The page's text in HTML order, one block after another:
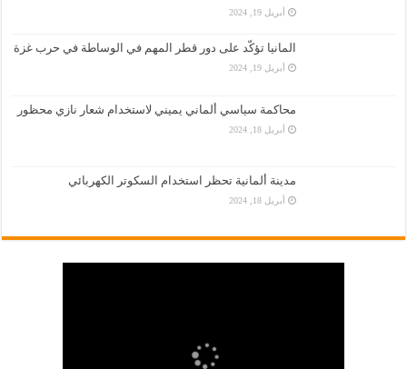
أبريل 19, 2024
المانيا تؤكّد على دور قطر المهم في الوساطة في حرب غزة
أبريل 19, 2024
محاكمة سياسي ألماني يميني لاستخدام شعار نازي محظور
أبريل 18, 2024
مدينة ألمانية تحظر استخدام السكوتر الكهربائي
أبريل 18, 2024